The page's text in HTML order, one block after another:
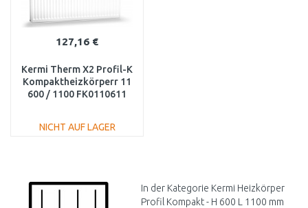
127,16 €
Kermi Therm X2 Profil-K
Kompaktheizkörperr 11
600 / 1100 FK0110611
NICHT AUF LAGER
Vergleichen
In der Kategorie Kermi Heizkörper
Profil Kompakt - H 600 L 1100 mm